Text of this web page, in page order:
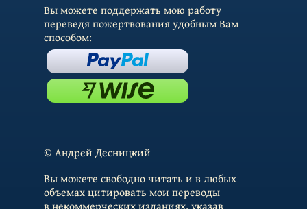
Вы можете поддержать мою работу
переведя пожертвования удобным Вам
способом:
© Андрей Десницкий
Вы можете свободно читать и в любых
объемах цитировать мои переводы
в некоммерческих изданиях, указав